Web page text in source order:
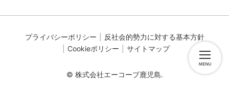
プライバシーポリシー
反社会的勢力に対する基本方針
Cookieポリシー
サイトマップ
© 株式会社エーコープ鹿児島.